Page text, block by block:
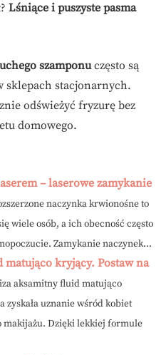
Lśniące i puszyste pasma
szamponuczęsto są
sklepach stacjonarnych.
odświeżyć fryzurę bez
domowego.
– laserowe zamykanie
naczynka krwionośne to
wiele osób, a ich obecność często
Zamykanie naczynek...
kryjący. Postaw na
aksamitny fluid matująco
uznanie wśród kobiet
Dzięki lekkiej formule